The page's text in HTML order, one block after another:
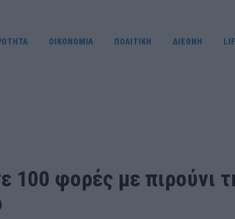
OIKONOMIA ΠΟΛΙΤΙΚΗ ΔΙΕΘΝΗ
100 φορές με πιρούνι